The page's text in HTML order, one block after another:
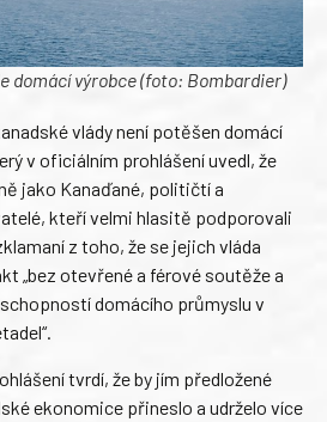
domácí výrobce (foto: Bombardier)
vlády není potěšen domácí
v oficiálním prohlášení uvedl, že
jako Kanaďané, političtí a
kteří velmi hlasitě podporovali
z toho, že se jejich vláda
„bez otevřené a férové soutěže a
domácího průmyslu v
tvrdí, že by jím předložené
ekonomice přineslo a udrželo více